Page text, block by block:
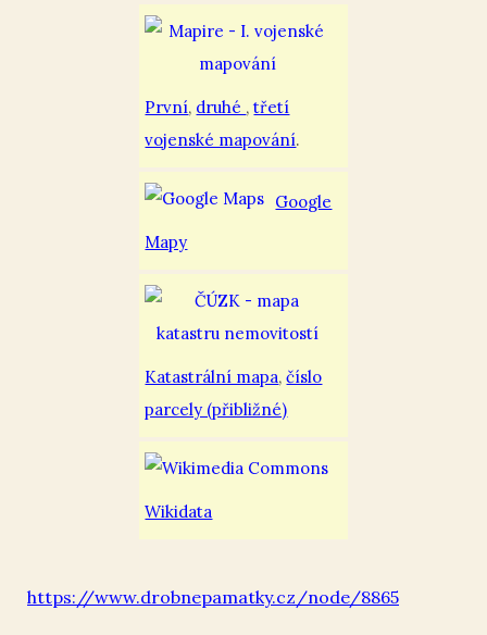
První, druhé ,třetí
vojenské mapování.
Google
Mapy
Katastrální mapa,číslo
parcely (přibližné)
Wikidata
https://www.drobnepamatky.cz/node/8865